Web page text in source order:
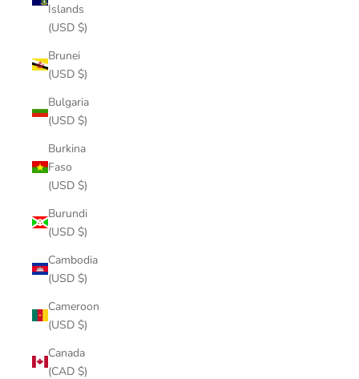
Islands
(USD $)
Brunei
(USD $)
Bulgaria
(USD $)
Burkina
Faso
(USD $)
Burundi
(USD $)
Cambodia
(USD $)
Cameroon
(USD $)
Canada
(CAD $)